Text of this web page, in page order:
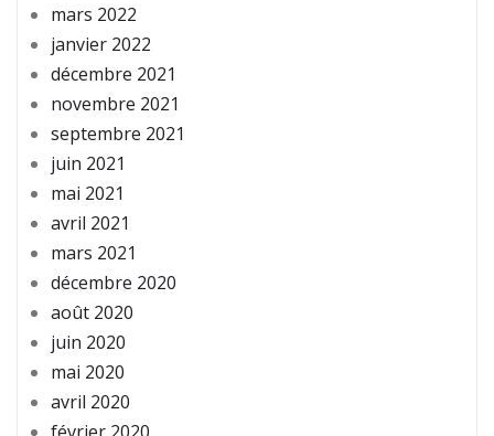
mars 2022
janvier 2022
décembre 2021
novembre 2021
septembre 2021
juin 2021
mai 2021
avril 2021
mars 2021
décembre 2020
août 2020
juin 2020
mai 2020
avril 2020